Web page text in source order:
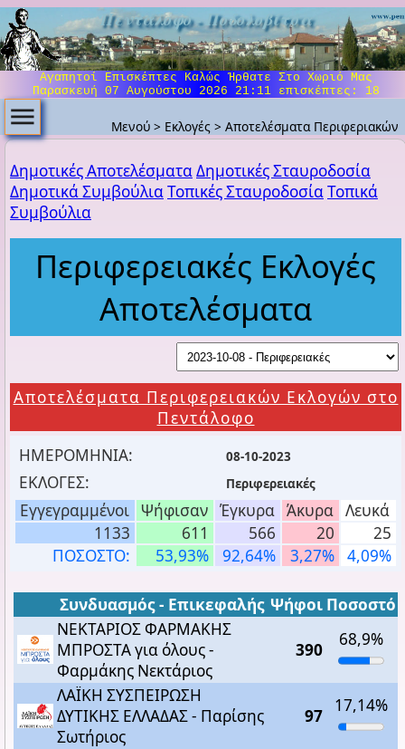
Πεντάλοφο - Ποδολοβίτσα
Αγαπητοί Επισκέπτες Καλώς Ήρθατε Στο Χωριό Μας
Παρασκευή 07 Αυγούστου 2026 21:11επισκέπτες: 18
Μενού > Εκλογές >Αποτελέσματα Περιφεριακών
Δημοτικές ΑποτελέσματαΔημοτικές Σταυροδοσία
Δημοτικά ΣυμβούλιαΤοπικές ΣταυροδοσίαΤοπικά
Συμβούλια
Περιφερειακές Εκλογές
Αποτελέσματα
Aποτελέσματα Περιφερειακών Εκλογών στο
Πεντάλοφο
ΗΜΕΡΟΜΗΝΙΑ:
08-10-2023
ΕΚΛΟΓΕΣ: Περιφερειακές
Εγγεγραμμένοι Ψήφισαν Έγκυρα Άκυρα Λευκά
1133
611 566 20
25
ΠΟΣΟΣΤΟ:
53,93% 92,64% 3,27% 4,09%
Συνδυασμός - Επικεφαλής Ψήφοι Ποσοστό
ΝΕΚΤΑΡΙΟΣ ΦΑΡΜΑΚΗΣ
ΜΠΡΟΣΤΑ για όλους -
Φαρμάκης Νεκτάριος
390
68,9%
ΛΑΪΚΗ ΣΥΣΠΕΙΡΩΣΗ
ΔΥΤΙΚΗΣ ΕΛΛΑΔΑΣ - Παρίσης
Σωτήριος
97
17,14%